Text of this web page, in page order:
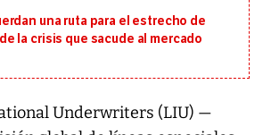
una ruta para el estrecho de
la crisis que sacude al mercado
Underwriters (LIU) —